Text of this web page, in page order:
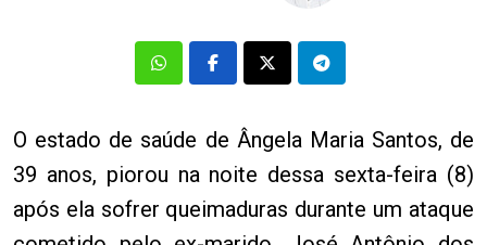
O estado de saúde de Ângela Maria Santos, de
39 anos, piorou na noite dessa sexta-feira (8)
após ela sofrer queimaduras durante um ataque